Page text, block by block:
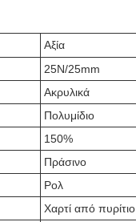
Αξία
25N/25mm
Ακρυλικά
Πολυμίδιο
150%
Πράσινο
Ρολ
Χαρτί από πυρίτιο